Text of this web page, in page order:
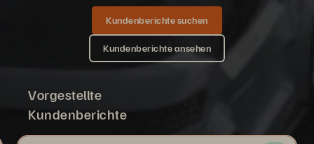
Kundenberichte suchen
Kundenberichte ansehen
Vorgestellte
Kundenberichte